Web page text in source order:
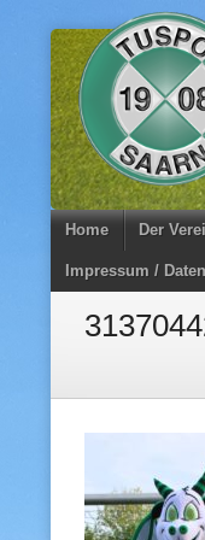
Skip
to
content
Home Der
Impressum /